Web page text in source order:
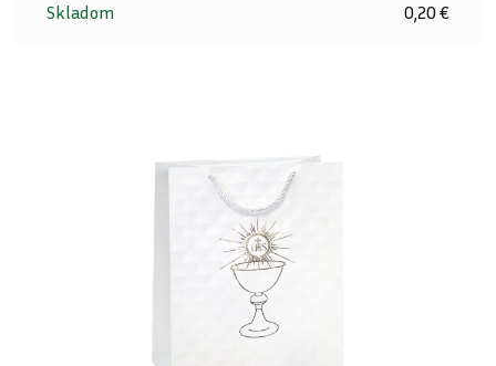
Skladom 0,20 €